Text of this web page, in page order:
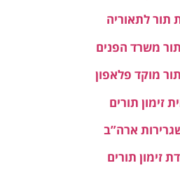
תור לתאוריה
משרד הפנים
מוקד פלאפון
זימון תורים
ארה”ב
זימון תורים